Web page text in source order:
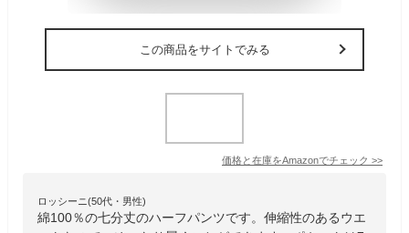
この商品をサイトでみる
価格と在庫をAmazonでチェック >>
ロッシーニ(50代・男性)
綿100％の七分丈のハーフパンツです。伸縮性のあるウエ